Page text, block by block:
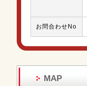
お問合わせNo
MAP